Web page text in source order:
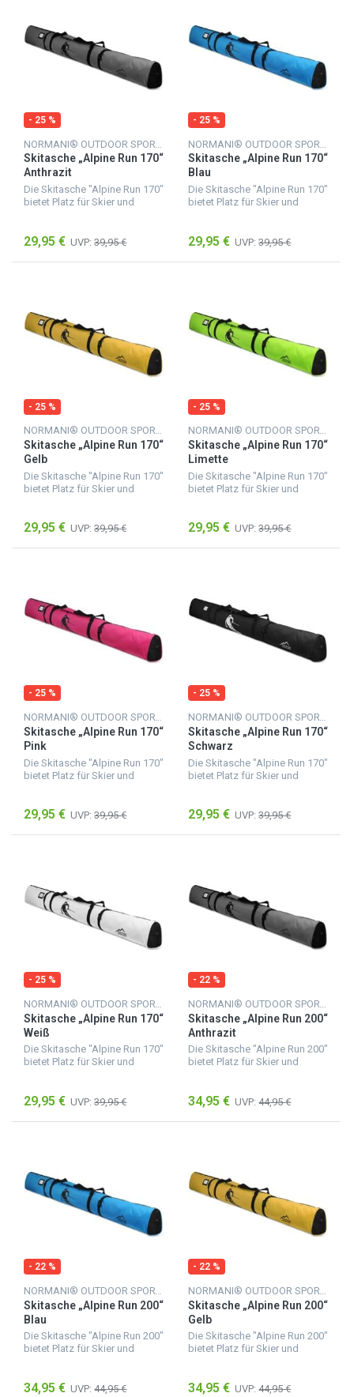
- 25 %
Skitasche „Alpine Run 170“
Anthrazit
Die Skitasche "Alpine Run 170"
bietet Platz für Skier und
feuchtigkeitsunempfindlichem
29,95 € UVP: 39,95 €
- 25 %
Skitasche „Alpine Run 170“
Blau
Die Skitasche "Alpine Run 170"
bietet Platz für Skier und
feuchtigkeitsunempfindlichem
29,95 € UVP: 39,95 €
- 25 %
NORMANI® OUTDOOR SPORTS
Skitasche „Alpine Run 170“
Gelb
Die Skitasche "Alpine Run 170"
bietet Platz für Skier und
feuchtigkeitsunempfindlichem
29,95 € UVP: 39,95 €
- 25 %
NORMANI® OUTDOOR SPORTS
Skitasche „Alpine Run 170“
Limette
Die Skitasche "Alpine Run 170"
bietet Platz für Skier und
feuchtigkeitsunempfindlichem
29,95 € UVP: 39,95 €
- 25 %
NORMANI® OUTDOOR SPORTS
Skitasche „Alpine Run 170“
Pink
Die Skitasche "Alpine Run 170"
bietet Platz für Skier und
feuchtigkeitsunempfindlichem
29,95 € UVP: 39,95 €
- 25 %
NORMANI® OUTDOOR SPORTS
Skitasche „Alpine Run 170“
Schwarz
Die Skitasche "Alpine Run 170"
bietet Platz für Skier und
feuchtigkeitsunempfindlichem
29,95 € UVP: 39,95 €
- 25 %
NORMANI® OUTDOOR SPORTS
Skitasche „Alpine Run 170“
Weiß
Die Skitasche "Alpine Run 170"
bietet Platz für Skier und
feuchtigkeitsunempfindlichem
29,95 € UVP: 39,95 €
- 22 %
NORMANI® OUTDOOR SPORTS
Skitasche „Alpine Run 200“
Anthrazit
Die Skitasche "Alpine Run 200"
bietet Platz für Skier und
feuchtigkeitsunempfindlichem
34,95 € UVP: 44,95 €
- 22 %
Skitasche „Alpine Run 200“
Blau
Die Skitasche "Alpine Run 200"
bietet Platz für Skier und
feuchtigkeitsunempfindlichem
34,95 € UVP: 44,95 €
- 22 %
Skitasche „Alpine Run 200“
Gelb
Die Skitasche "Alpine Run 200"
bietet Platz für Skier und
feuchtigkeitsunempfindlichem
34,95 € UVP: 44,95 €